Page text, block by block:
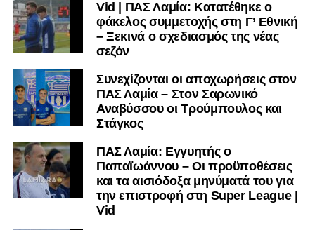
Vid | ΠΑΣ Λαμία: Κατατέθηκε ο
φάκελος συμμετοχής στη Γ’ Εθνική
– Ξεκινά ο σχεδιασμός της νέας
σεζόν
Συνεχίζονται οι αποχωρήσεις στον
ΠΑΣ Λαμία – Στον Σαρωνικό
Αναβύσσου οι Τρούμπουλος και
Στάγκος
ΠΑΣ Λαμία: Εγγυητής ο
Παπαϊωάννου – Οι προϋποθέσεις
και τα αισιόδοξα μηνύματά του για
την επιστροφή στη Super League |
Vid